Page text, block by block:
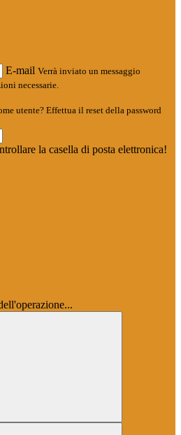
E-mail Verrà inviato un messaggio
necessarie.
utente? Effettua il reset della password
la casella di posta elettronica!